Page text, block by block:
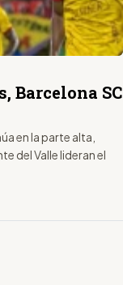
Barcelona SC
en la parte alta,
del Valle lideran el